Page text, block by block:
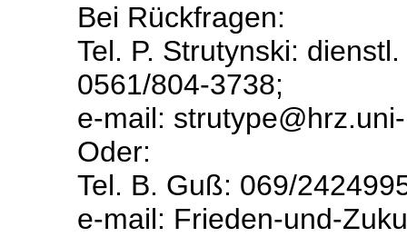
Bei Rückfragen:
Tel. P. Strutynski:
0561/804-3738;
e-mail:
Oder:
Tel. B. Guß: 069/
e-mail: Frieden-und-